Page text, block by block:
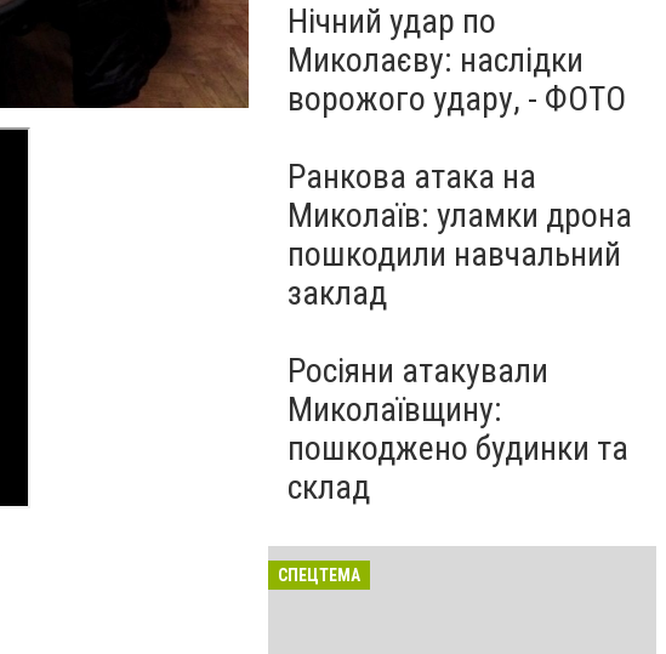
Нічний удар по
Миколаєву: наслідки
ворожого удару, - ФОТО
Ранкова атака на
Миколаїв: уламки дрона
пошкодили навчальний
заклад
Росіяни атакували
Миколаївщину:
пошкоджено будинки та
склад
СПЕЦТЕМА